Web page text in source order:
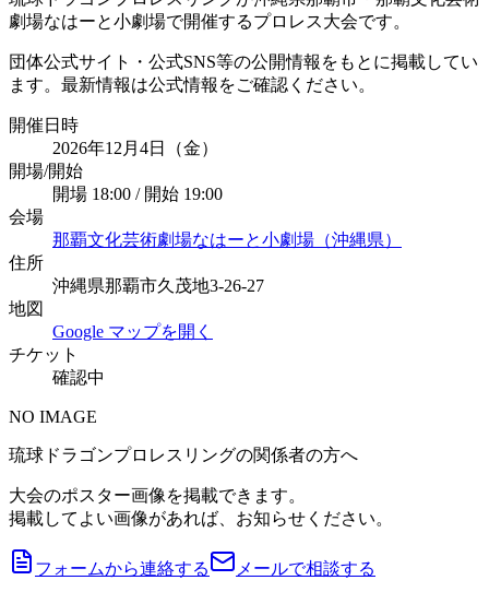
劇場なはーと小劇場で開催するプロレス大会です。
団体公式サイト・公式SNS等の公開情報をもとに掲載してい
ます。最新情報は公式情報をご確認ください。
開催日時
2026年12月4日（金）
開場/開始
開場 18:00 / 開始 19:00
会場
那覇文化芸術劇場なはーと小劇場（沖縄県）
住所
沖縄県那覇市久茂地3-26-27
地図
Google マップを開く
チケット
確認中
NO IMAGE
琉球ドラゴンプロレスリングの関係者の方へ
大会のポスター画像を掲載できます。
掲載してよい画像があれば、お知らせください。
フォームから連絡する メールで相談する